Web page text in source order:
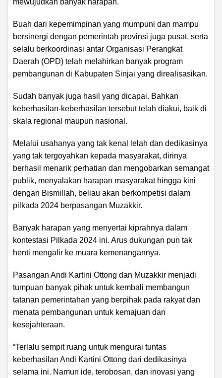
mewujudkan banyak harapan.
Buah dari kepemimpinan yang mumpuni dan mampu
bersinergi dengan pemerintah provinsi juga pusat, serta
selalu berkoordinasi antar Organisasi Perangkat
Daerah (OPD) telah melahirkan banyak program
pembangunan di Kabupaten Sinjai yang direalisasikan.
Sudah banyak juga hasil yang dicapai. Bahkan
keberhasilan-keberhasilan tersebut telah diakui, baik di
skala regional maupun nasional.
Melalui usahanya yang tak kenal lelah dan dedikasinya
yang tak tergoyahkan kepada masyarakat, dirinya
berhasil menarik perhatian dan mengobarkan semangat
publik, menyalakan harapan masyarakat hingga kini
dengan Bismillah, beliau akan berkompetisi dalam
pilkada 2024 berpasangan Muzakkir.
Banyak harapan yang menyertai kiprahnya dalam
kontestasi Pilkada 2024 ini. Arus dukungan pun tak
henti mengalir ke muara kemenangannya.
Pasangan Andi Kartini Ottong dan Muzakkir menjadi
tumpuan banyak pihak untuk kembali membangun
tatanan pemerintahan yang berpihak pada rakyat dan
menata pembangunan untuk kemajuan dan
kesejahteraan.
“Terlalu sempit ruang untuk mengurai tuntas
keberhasilan Andi Kartini Ottong dari dedikasinya
selama ini. Namun ide, terobosan, dan inovasi yang